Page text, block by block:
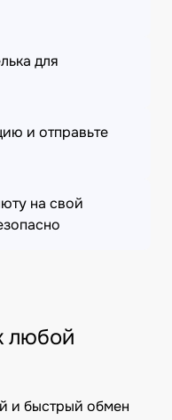
для
и отправьте
на свой
любой
и быстрый обмен